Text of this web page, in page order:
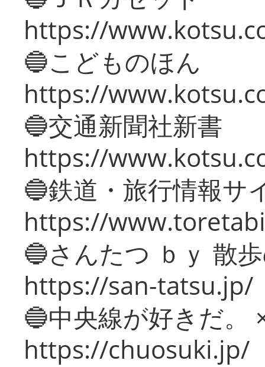
https://
🔵こどものほん
https://
🔵交通新聞社新書
https://
🔵鉄道・旅行情報サ
https://
🔵さんたつ ｂｙ 散
https://san-tatsu.jp/
🔵中央線が好きだ。
https://chuosuki.jp/